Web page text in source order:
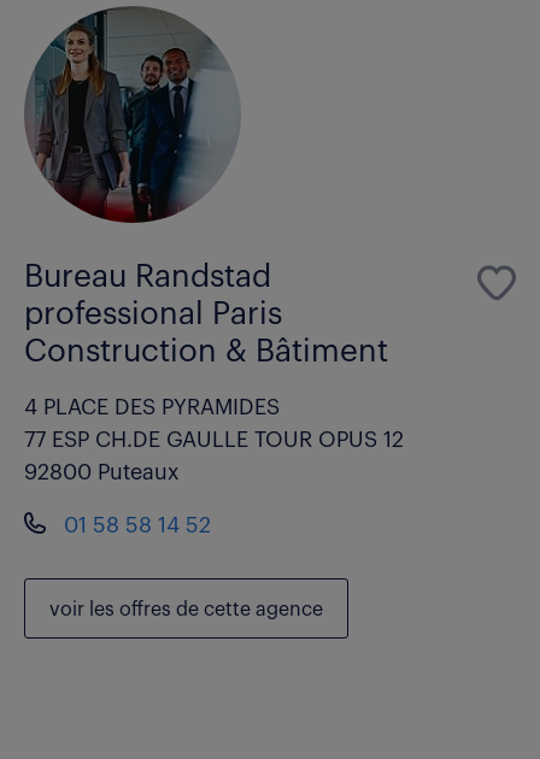
Bureau Randstad
professional Paris
Construction & Bâtiment
4 PLACE DES PYRAMIDES
77 ESP CH.DE GAULLE TOUR OPUS 12
92800 Puteaux
01 58 58 14 52
voir les offres de cette agence